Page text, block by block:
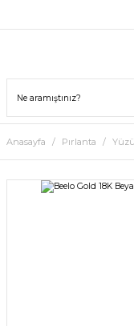
Anasayfa Pırlanta